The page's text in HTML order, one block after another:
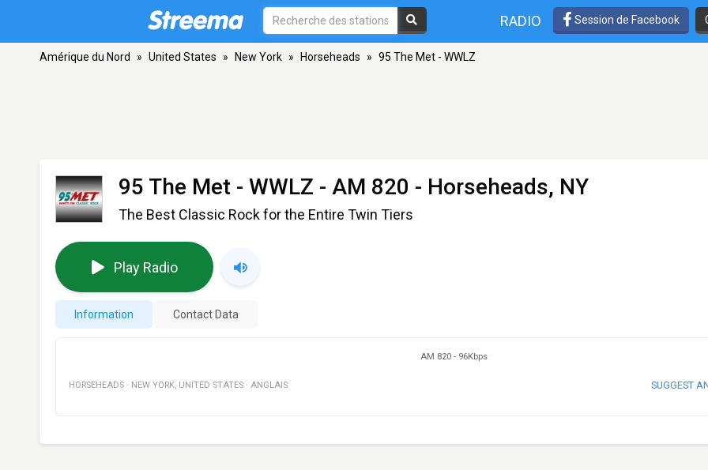
RADIO Session de Facebook
Amérique du Nord » United States » New York » Horseheads » 95 The Met - WWLZ
95 The Met - WWLZ - AM 820 - Horseheads, NY
The Best Classic Rock for the Entire Twin Tiers
Play Radio
Information Contact Data
AM 820 - 96Kbps
HORSEHEADS · NEW YORK, UNITED STATES · ANGLAIS SUGGEST